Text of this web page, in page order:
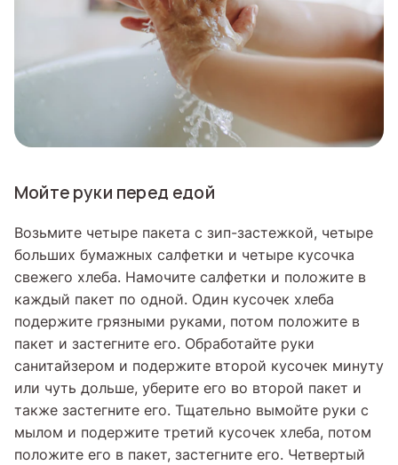
Мойте руки перед едой
Возьмите четыре пакета с зип-застежкой, четыре
больших бумажных салфетки и четыре кусочка
свежего хлеба. Намочите салфетки и положите в
каждый пакет по одной. Один кусочек хлеба
подержите грязными руками, потом положите в
пакет и застегните его. Обработайте руки
санитайзером и подержите второй кусочек минуту
или чуть дольше, уберите его во второй пакет и
также застегните его. Тщательно вымойте руки с
мылом и подержите третий кусочек хлеба, потом
положите его в пакет, застегните его. Четвертый